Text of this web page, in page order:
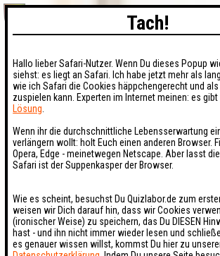
Tach!
Hallo lieber Safari-Nutzer. Wenn Du dieses Popup
siehst: es liegt an Safari. Ich habe jetzt mehr als
wie ich Safari die Cookies häppchengerecht und
zuspielen kann. Experten im Internet meinen: es gibt
Lösung
Wenn ihr die durchschnittliche Lebensserwartung
verlängern wollt: holt Euch einen anderen Browser.
Opera, Edge - meinetwegen Netscape. Aber lasst
Safari ist der Suppenkasper der Browser.
Wie es scheint, besuchst Du Quizlabor.de zum
weisen wir Dich darauf hin, dass wir Cookies
(ironischer Weise) zu speichern, das Du DIESEN
hast - und ihn nicht immer wieder lesen und
es genauer wissen willst, kommst Du hier zu